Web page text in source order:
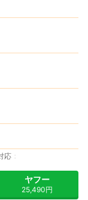
応
ヤフー
25,490円